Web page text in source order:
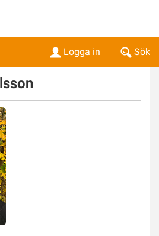
Sök
Logga in